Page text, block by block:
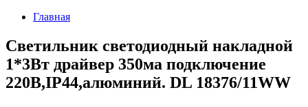
Главная
Светильник светодиодный накладной
1*3Вт драйвер 350ма подключение
220В,IP44,алюминий. DL 18376/11WW